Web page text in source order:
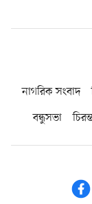
নাগরিক সংবাদ
বন্ধুসভা